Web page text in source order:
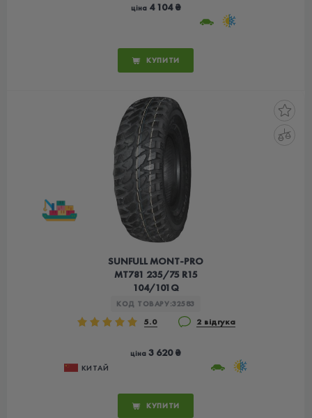
ціна4 104 ₴
КУПИТИ
SUNFULL MONT-PRO
MT781 235/75 R15
104/101Q
КОД ТОВАРУ:32583
5.0 2 відгука
ціна 3 620 ₴
КИТАЙ
КУПИТИ